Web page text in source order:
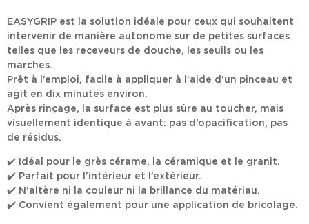
EASYGRIP est la solution idéale pour ceux qui souhaitent
intervenir de manière autonome sur de petites surfaces
telles que les receveurs de douche, les seuils ou les
marches.
Prêt à l’emploi, facile à appliquer à l’aide d’un pinceau et
agit en dix minutes environ.
Après rinçage, la surface est plus sûre au toucher, mais
visuellement identique à avant: pas d’opacification, pas
de résidus.
✔️
Idéal pour le grès cérame, la céramique et le granit.
✔️ Parfait pour l’intérieur et l’extérieur.
✔️ N’altère ni la couleur ni la brillance du matériau.
✔️ Convient également pour une application de bricolage.